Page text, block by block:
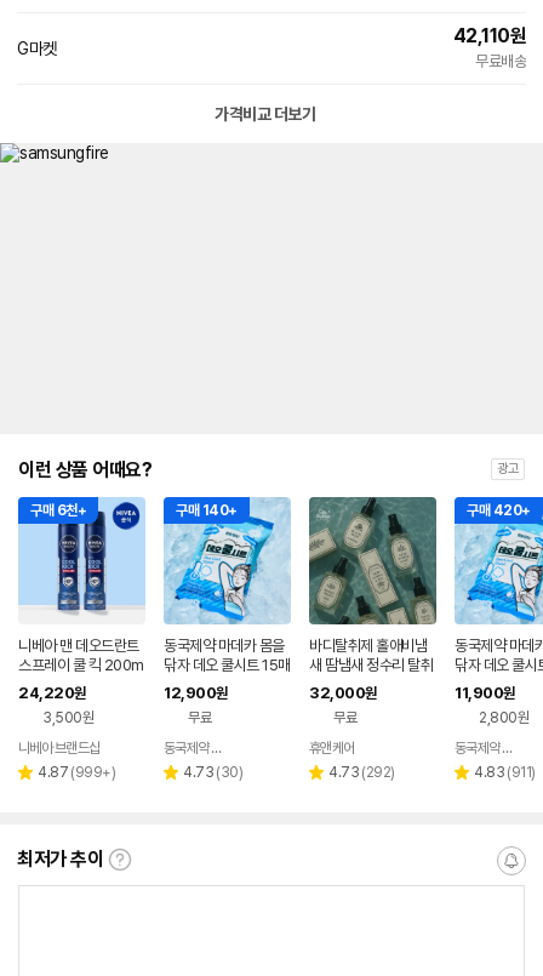
G마켓
42,110원
무료배송
가격비교 더보기
이런 상품 어때요? 광고
구매 6천+
니베아 맨 데오드란트
스프레이 쿨 킥 200m
l X 2개
24,220원
3,500원
니베아 브랜드샵
별 4.87 리
(999+)
구매 140+
동국제약 마데카 몸을
닦자 데오 쿨시트 15매
5개, 10개 택1 / 겨드랑
이 쿨링시트 샤워 땀티
슈 머스크향
12,900원
무료
페이
동국제약 생활건강
별 4.73 리
(30)
바디탈취제 홀애비냄
새 땀냄새 정수리 탈취
제
32,000원
무료
페이
휴앤케어
별 4.73 리
(292)
구매 420+
동국제약 마데
닦자 데오 쿨시
4개 / 겨드랑이
트 샤워 땀티슈
11,900원
2,800원
동국제약 생활건강
별 4.83 리
(911)
최저가 추이
최
알